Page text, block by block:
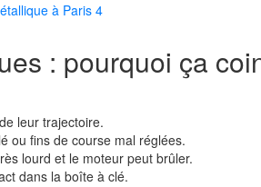
à Paris 4
: pourquoi ça
leur trajectoire.
ou fins de course mal réglées.
lourd et le moteur peut brûler.
dans la boîte à clé.